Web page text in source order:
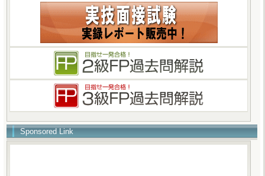
Sponsored Link